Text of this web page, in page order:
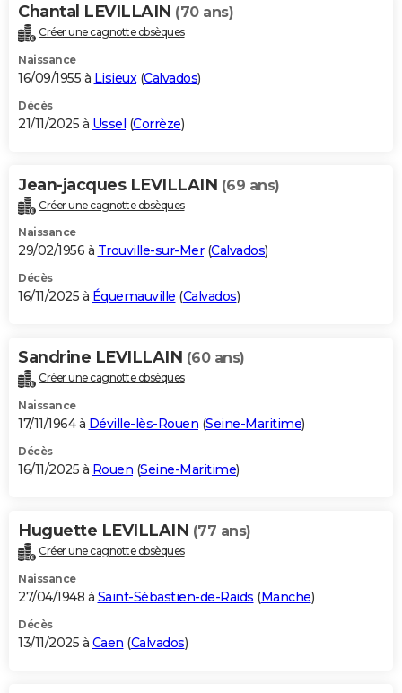
Chantal LEVILLAIN (70 ans)
Créer une cagnotte obsèques
Naissance
16/09/1955 à Lisieux (Calvados)
Décès
21/11/2025 à Ussel (Corrèze)
Jean-jacques LEVILLAIN (69 ans)
Créer une cagnotte obsèques
Naissance
29/02/1956 à Trouville-sur-Mer(Calvados)
Décès
16/11/2025 à Équemauville (Calvados)
Sandrine LEVILLAIN (60 ans)
Créer une cagnotte obsèques
Naissance
17/11/1964 à Déville-lès-Rouen (Seine-Maritime)
Décès
16/11/2025 à Rouen (Seine-Maritime)
Huguette LEVILLAIN (77 ans)
Créer une cagnotte obsèques
Naissance
27/04/1948 à Saint-Sébastien-de-Raids (Manche)
Décès
13/11/2025 à Caen (Calvados)